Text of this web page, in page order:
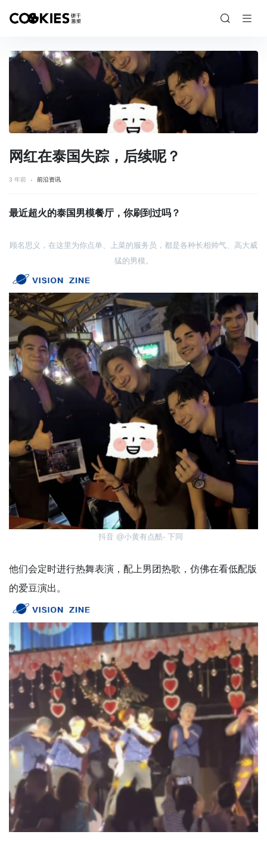
网红在泰国失踪，后续呢？
3 年前 前沿资讯
最近超火的泰国男模餐厅，你刷到过吗？
顾名思义，在这里为你点单、上菜的服务员，都是各种长相帅气、高大威
猛的男模。
抖音 @小黄有点酷- 下同
他们会定时进行热舞表演，配上男团热歌，仿佛在看低配版
的爱豆演出。